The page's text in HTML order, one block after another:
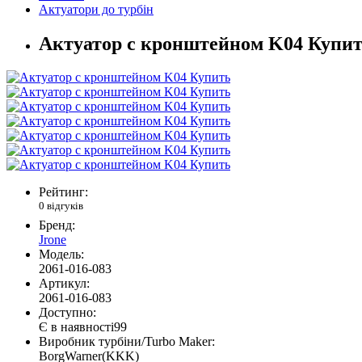
Актуатори до турбін
Актуатор с кронштейном K04
Рейтинг:
0 відгуків
Бренд:
Jrone
Модель:
2061-016-083
Артикул:
2061-016-083
Доступно:
Є в наявності99
Виробник турбіни/Turbo Maker:
BorgWarner(KKK)